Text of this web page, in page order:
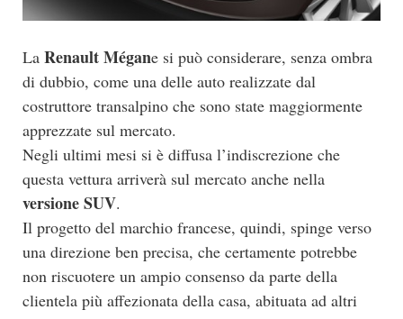
La Renault Mégane si può considerare, senza ombra
di dubbio, come una delle auto realizzate dal
costruttore transalpino che sono state maggiormente
apprezzate sul mercato.
Negli ultimi mesi si è diffusa l’indiscrezione che
questa vettura arriverà sul mercato anche nella
versione SUV.
Il progetto del marchio francese, quindi, spinge verso
una direzione ben precisa, che certamente potrebbe
non riscuotere un ampio consenso da parte della
clientela più affezionata della casa, abituata ad altri